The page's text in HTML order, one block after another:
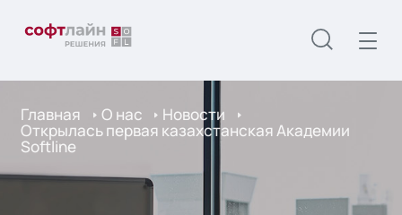
Главная О нас Новости
Открылась первая казахстанская Академии
Softline